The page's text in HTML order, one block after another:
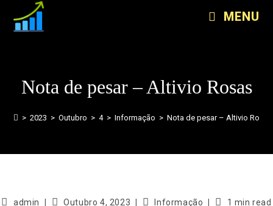
MENU
Nota de pesar – Altivio Rosas
> 2023 > Outubro > 4 > Informação > Nota de pesar – Altivio Rosas
admin Outubro 4, 2023 Informação 1 min read